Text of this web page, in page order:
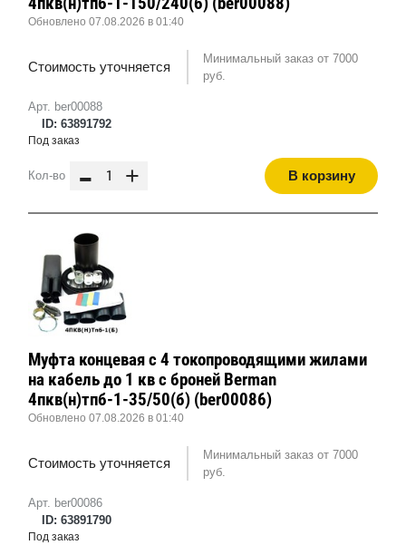
Арт. ber00088
ID: 63891792
Обновлено 07.08.2026 в 01:40
Стоимость уточняется
Минимальный заказ от 7000
руб.
Под заказ
Кол-во - + В корзину
Арт. ber00086
ID: 63891790
Муфта концевая с 4 токопроводящими жилами
на кабель до 1 кв с броней Berman
4пкв(н)тпб-1-35/50(б) (ber00086)
Обновлено 07.08.2026 в 01:40
Стоимость уточняется
Минимальный заказ от 7000
руб.
Под заказ